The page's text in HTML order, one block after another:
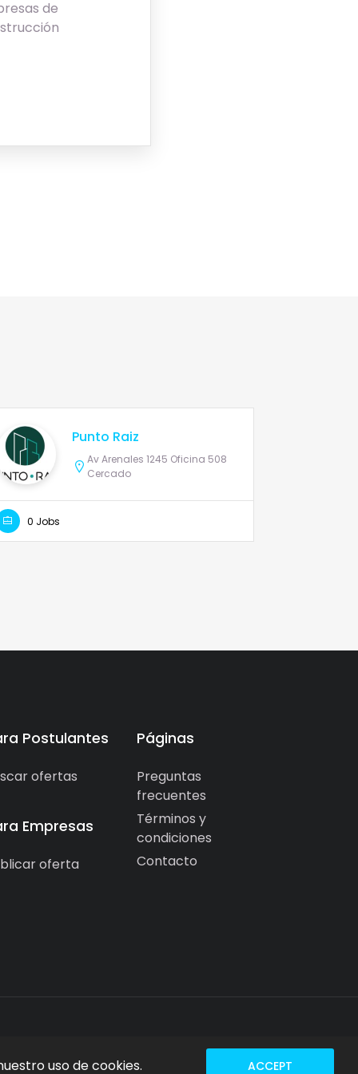
de
Punto Raiz
Av Arenales 1245 Oficina 508
Cercado
0 Jobs
Postulantes
ofertas
Empresas
oferta
Páginas
Preguntas
frecuentes
Términos y
condiciones
Contacto
uso de cookies. ACCEPT